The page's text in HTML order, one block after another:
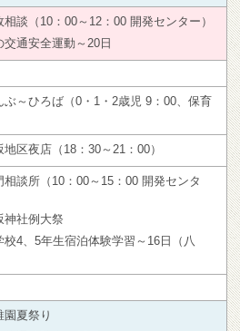
相談（10：00～12：00 開発センター）
交通安全運動～20日
ぶ～ひろば（0・1・2歳児 9：00、保育
地区夜店（18：30～21：00）
相談所（10：00～15：00 開発センタ
神社例大祭
校4、5年生宿泊体験学習～16日（八
園夏祭り